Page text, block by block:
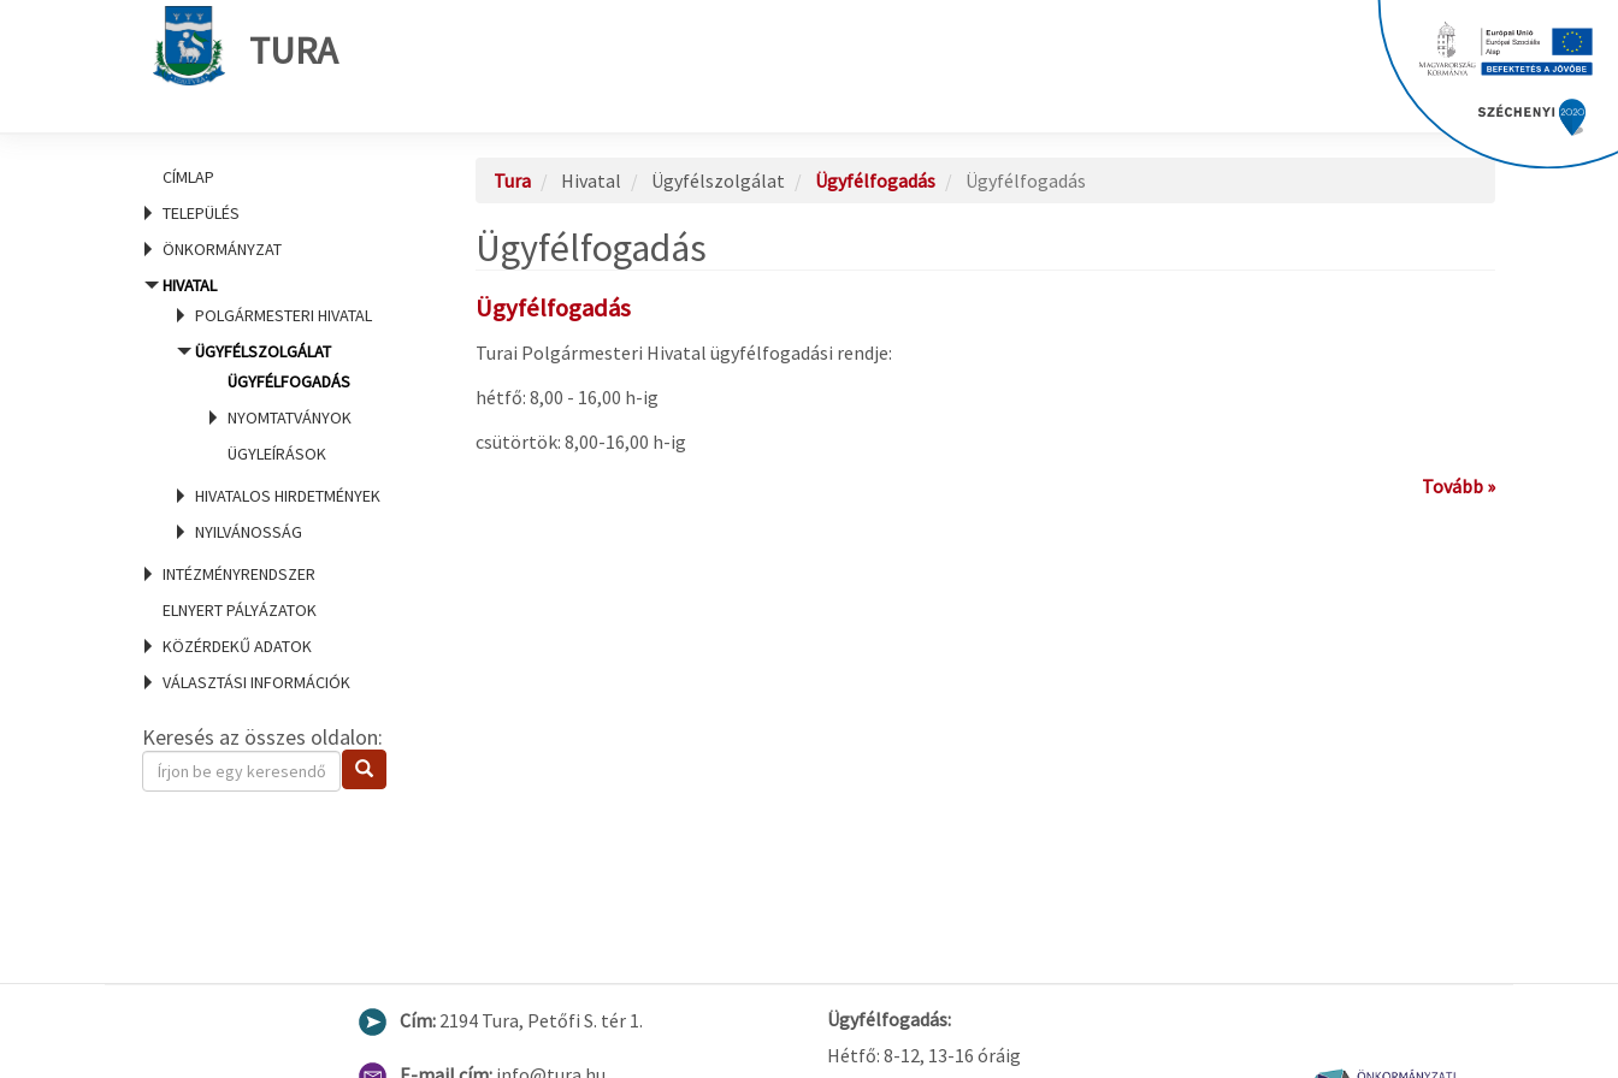
TURA
CÍMLAP
TELEPÜLÉS
ÖNKORMÁNYZAT
HIVATAL
POLGÁRMESTERI HIVATAL
ÜGYFÉLSZOLGÁLAT
ÜGYFÉLFOGADÁS
NYOMTATVÁNYOK
ÜGYLEÍRÁSOK
HIVATALOS HIRDETMÉNYEK
NYILVÁNOSSÁG
INTÉZMÉNYRENDSZER
ELNYERT PÁLYÁZATOK
KÖZÉRDEKŰ ADATOK
VÁLASZTÁSI INFORMÁCIÓK
Keresés az összes oldalon:
Keresendő
kifejezés
Keresés
Tura Hivatal Ügyfélszolgálat Ügyfélfogadás Ügyfélfogadás
Ügyfélfogadás
Ügyfélfogadás
Turai Polgármesteri Hivatal ügyfélfogadási rendje:
hétfő: 8,00 - 16,00 h-ig
csütörtök: 8,00-16,00 h-ig
Tovább »
Cím: 2194 Tura, Petőfi S. tér 1.
Ügyfélfogadás:
Hétfő: 8-12, 13-16 óráig